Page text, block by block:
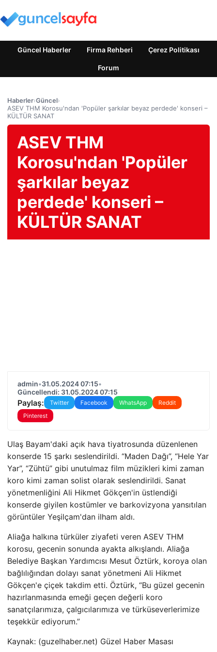
Güncel Haberler Firma Rehberi Çerez Politikası
Forum
Haberler›Güncel›
ASEV THM Korosu'ndan 'Popüler şarkılar beyaz perdede' konseri –
KÜLTÜR SANAT
ASEV THM
Korosu'ndan 'Popüler
şarkılar beyaz
perdede' konseri –
KÜLTÜR SANAT
admin•31.05.2024 07:15•
Güncellendi: 31.05.2024 07:15
Paylaş: Twitter Facebook WhatsApp
Reddit
Pinterest
Ulaş Bayam'daki açık hava tiyatrosunda düzenlenen
konserde 15 şarkı seslendirildi. “Maden Dağı”, “Hele Yar
Yar”, “Zühtü” gibi unutulmaz film müzikleri kimi zaman
koro kimi zaman solist olarak seslendirildi. Sanat
yönetmenliğini Ali Hikmet Gökçen'in üstlendiği
konserde giyilen kostümler ve barkovizyona yansıtılan
görüntüler Yeşilçam'dan ilham aldı.
Aliağa halkına türküler ziyafeti veren ASEV THM
korosu, gecenin sonunda ayakta alkışlandı. Aliağa
Belediye Başkan Yardımcısı Mesut Öztürk, koroya olan
bağlılığından dolayı sanat yönetmeni Ali Hikmet
Gökçen'e çiçek takdim etti. Öztürk, “Bu güzel gecenin
hazırlanmasında emeği geçen değerli koro
sanatçılarımıza, çalgıcılarımıza ve türküseverlerimize
teşekkür ediyorum.”
Kaynak: (guzelhaber.net) Güzel Haber Masası